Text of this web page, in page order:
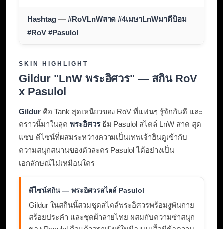
Hashtag — #RoVLnWสาด #4เมษาLnWมาตีป้อม
#RoV #Pasulol
SKIN HIGHLIGHT
Gildur "LnW พระอิศวร" — สกิน RoV
x Pasulol
Gildur คือ Tank สุดเหนียวของ RoV ที่แฟนๆ รู้จักกันดี และ
คราวนี้มาในลุค พระอิศวรธีม Pasulol สไตล์ LnW สาด สุด
แซบ ดีไซน์ที่ผสมระหว่างความเป็นเทพเจ้าฮินดูเข้ากับ
ความสนุกสนานของตัวละคร Pasulol ได้อย่างเป็น
เอกลักษณ์ไม่เหมือนใคร
ดีไซน์สกิน — พระอิศวรสไตล์ Pasulol
Gildur ในสกินนี้สวมชุดสไตล์พระอิศวรพร้อมงูพันกาย
สร้อยประคำ และชุดผ้าลายไทย ผสมกับความซ่าสนุก